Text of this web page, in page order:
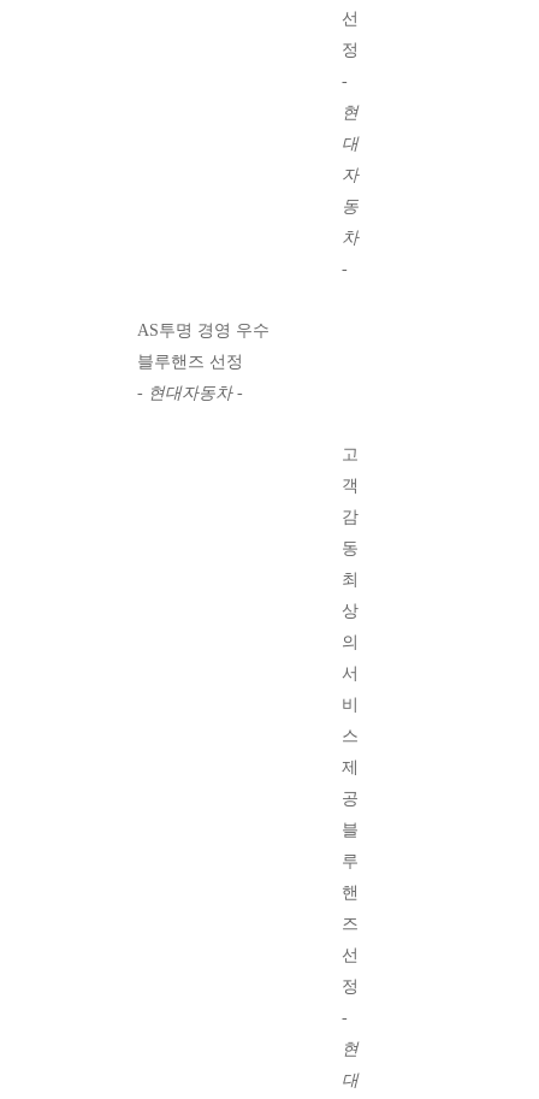
선
정
-
현
대
자
동
차
-
AS투명 경영 우수
블루핸즈 선정
- 현대자동차 -
고
객
감
동
최
상
의
서
비
스
제
공
블
루
핸
즈
선
정
-
현
대